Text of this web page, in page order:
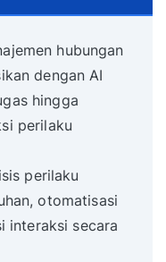
hubungan
dengan AI
hingga
perilaku
perilaku
otomatisasi
interaksi secara